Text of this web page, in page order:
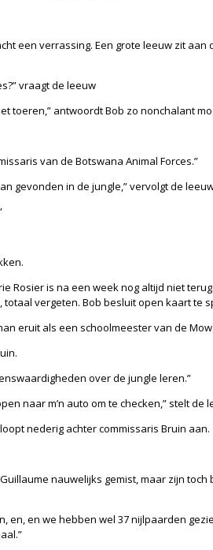
een verrassing. Een grote leeuw zit aan
vraagt de leeuw
toeren,” antwoordt Bob zo nonchalant
van de Botswana Animal Forces.”
gevonden in de jungle,” vervolgt de
Rosier is na een week nog altijd niet
vergeten. Bob besluit open kaart te
eruit als een schoolmeester van de
over de jungle leren.”
naar m’n auto om te checken,” stelt de
nederig achter commissaris Bruin aan.
nauwelijks gemist, maar zijn toch
en, en we hebben wel 37 nijlpaarden